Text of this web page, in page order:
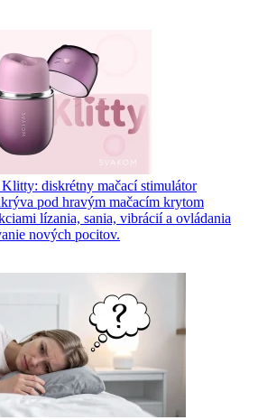
diskrétny mačací stimulátor
pod hravým mačacím krytom
lízania, sania, vibrácií a ovládania
nových pocitov.